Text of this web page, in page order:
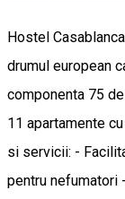
Hostel
drumul european
componenta 75
11 apartamente
si servicii: -
pentru nefumatori